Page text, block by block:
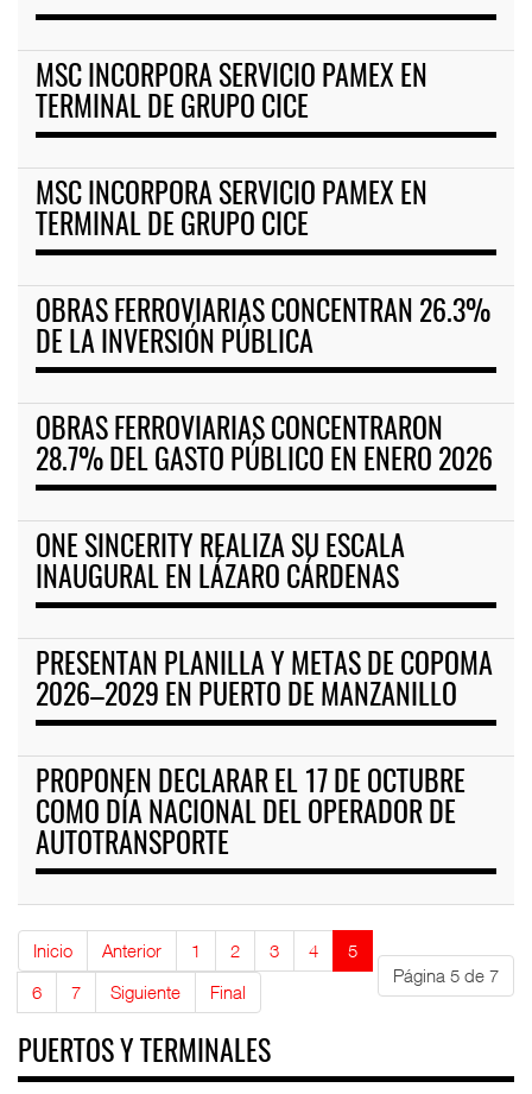
MSC INCORPORA SERVICIO PAMEX EN
TERMINAL DE GRUPO CICE
MSC INCORPORA SERVICIO PAMEX EN
TERMINAL DE GRUPO CICE
OBRAS FERROVIARIAS CONCENTRAN 26.3%
DE LA INVERSIÓN PÚBLICA
OBRAS FERROVIARIAS CONCENTRARON
28.7% DEL GASTO PÚBLICO EN ENERO 2026
ONE SINCERITY REALIZA SU ESCALA
INAUGURAL EN LÁZARO CÁRDENAS
PRESENTAN PLANILLA Y METAS DE COPOMA
2026–2029 EN PUERTO DE MANZANILLO
PROPONEN DECLARAR EL 17 DE OCTUBRE
COMO DÍA NACIONAL DEL OPERADOR DE
AUTOTRANSPORTE
Página 5 de 7
Inicio Anterior 1 2 3 4
5
6
7 Siguiente Final
PUERTOS Y TERMINALES